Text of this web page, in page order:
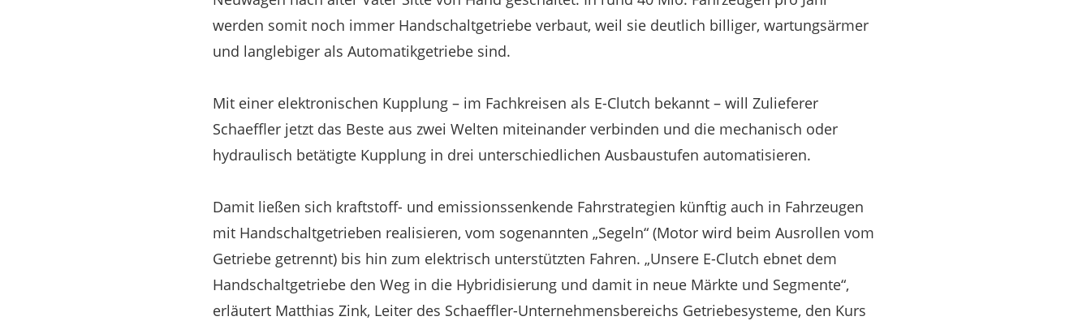
werden somit noch immer Handschaltgetriebe verbaut, weil sie deutlich billiger, wartungsärmer
und langlebiger als Automatikgetriebe sind.
Mit einer elektronischen Kupplung – im Fachkreisen als E-Clutch bekannt – will Zulieferer
Schaeffler jetzt das Beste aus zwei Welten miteinander verbinden und die mechanisch oder
hydraulisch betätigte Kupplung in drei unterschiedlichen Ausbaustufen automatisieren.
Damit ließen sich kraftstoff- und emissionssenkende Fahrstrategien künftig auch in Fahrzeugen
mit Handschaltgetrieben realisieren, vom sogenannten „Segeln“ (Motor wird beim Ausrollen vom
Getriebe getrennt) bis hin zum elektrisch unterstützten Fahren. „Unsere E-Clutch ebnet dem
Handschaltgetriebe den Weg in die Hybridisierung und damit in neue Märkte und Segmente“,
erläutert Matthias Zink, Leiter des Schaeffler-Unternehmensbereichs Getriebesysteme, den Kurs